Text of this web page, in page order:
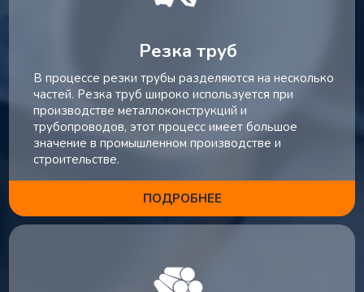
Резка труб
В процессе резки трубы разделяются на несколько
частей. Резка труб широко используется при
производстве металлоконструкций и
трубопроводов, этот процесс имеет большое
значение в промышленном производстве и
строительстве.
ПОДРОБНЕЕ